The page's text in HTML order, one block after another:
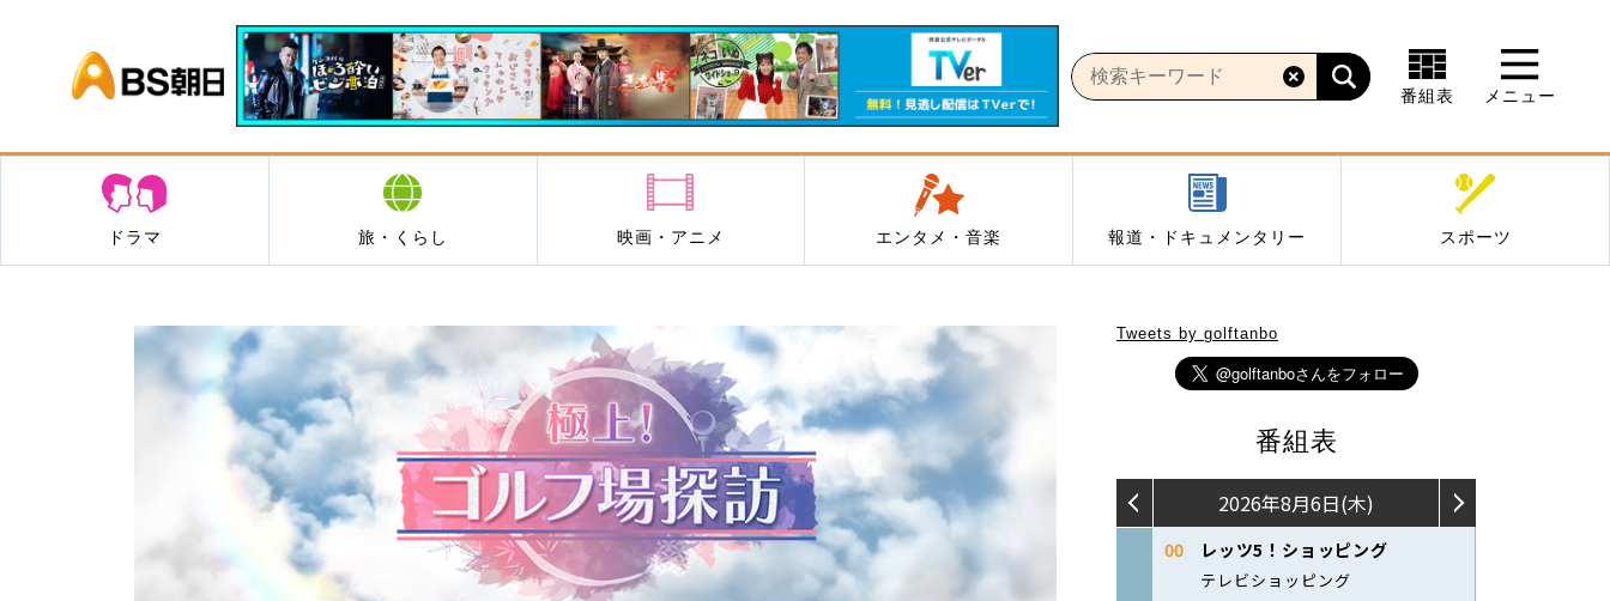
BS朝日
番組表 メニュー
ドラマ 旅・くらし 映画・アニメ エンタメ・音楽 報道・ドキュメンタリー スポーツ
Tweets by golftanbo
番組表